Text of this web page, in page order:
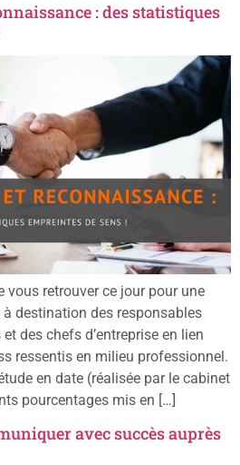
: des statistiques
vous retrouver ce jour pour une
destination des responsables
des chefs d’entreprise en lien
ressentis en milieu professionnel.
en date (réalisée par le cabinet
pourcentages mis en […]
avec succès auprès